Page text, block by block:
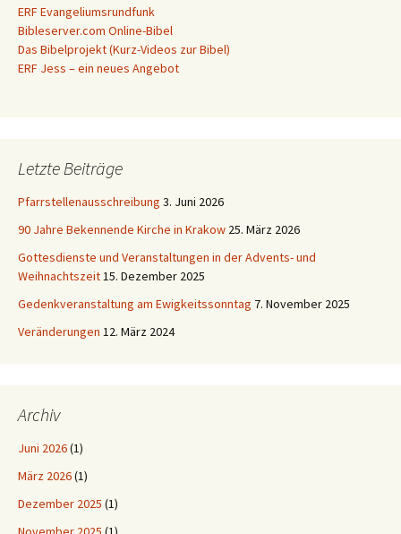
ERF Evangeliumsrundfunk
Bibleserver.com Online-Bibel
Das Bibelprojekt (Kurz-Videos zur Bibel)
ERF Jess – ein neues Angebot
Letzte Beiträge
Pfarrstellenausschreibung 3. Juni 2026
90 Jahre Bekennende Kirche in Krakow 25. März 2026
Gottesdienste und Veranstaltungen in der Advents- und
Weihnachtszeit15. Dezember 2025
Gedenkveranstaltung am Ewigkeitssonntag 7. November 2025
Veränderungen 12. März 2024
Archiv
Juni 2026(1)
März 2026(1)
Dezember 2025 (1)